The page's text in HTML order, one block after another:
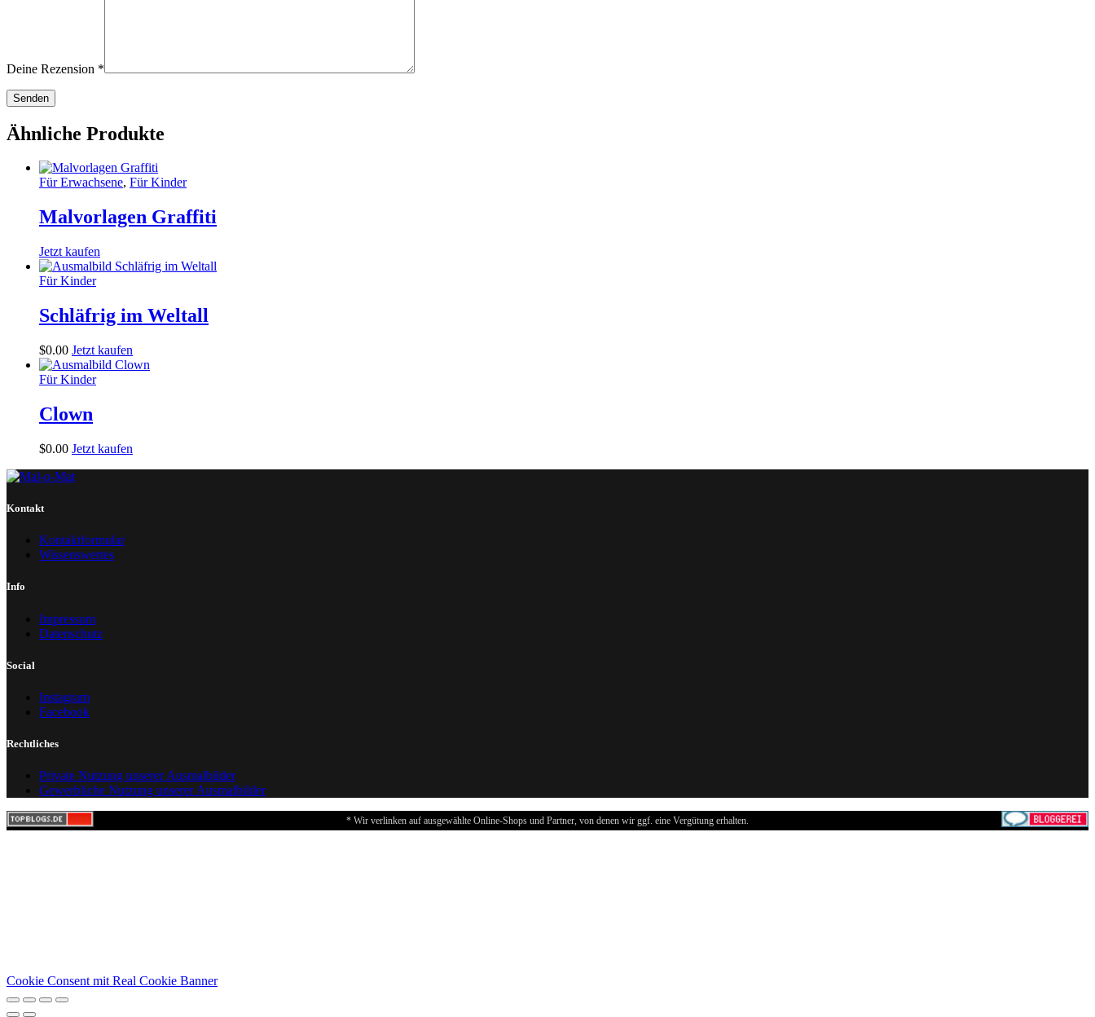
Deine Rezension *
Ähnliche Produkte
Für Erwachsene, Für Kinder
Malvorlagen Graffiti
Jetzt kaufen
Für Kinder
Schläfrig im Weltall
$0.00 Jetzt kaufen
Für Kinder
Clown
$0.00 Jetzt kaufen
Kontakt
Kontaktformular
Wissenswertes
Info
Impressum
Datenschutz
Social
Instagram
Facebook
Rechtliches
Private Nutzung unserer Ausmalbilder
Gewerbliche Nutzung unserer Ausmalbilder
* Wir verlinken auf ausgewählte Online-Shops und Partner, von denen wir ggf. eine Vergütung erhalten.
Cookie Consent mit Real Cookie Banner